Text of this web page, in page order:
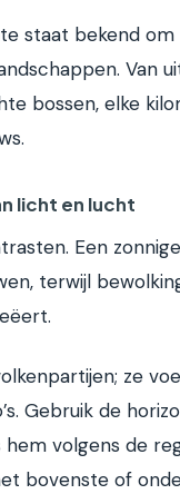
staat bekend om
Van
bossen, elke
licht en lucht
Een
terwijl
ze
Gebruik de
hem volgens de
bovenste of